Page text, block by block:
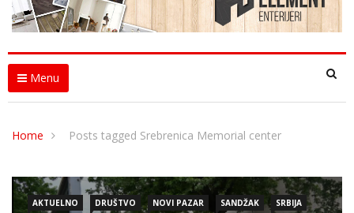
Menu
Home Posts tagged Srebrenica Memorial center
AKTUELNO DRUŠTVO NOVI PAZAR SANDŽAK SRBIJA